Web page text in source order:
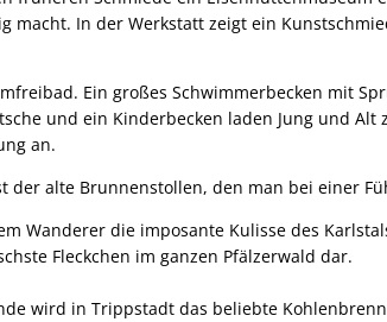
macht. In der Werkstatt zeigt ein
Ein großes Schwimmerbecken mit
und ein Kinderbecken laden Jung und Alt
an.
der alte Brunnenstollen, den man bei einer
Wanderer die imposante Kulisse des
Fleckchen im ganzen Pfälzerwald dar.
wird in Trippstadt das beliebte